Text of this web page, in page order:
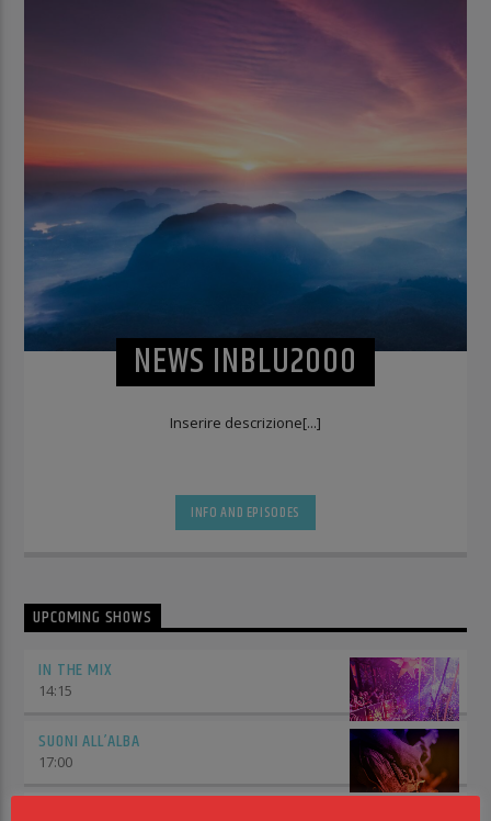
NEWS INBLU2000
Inserire descrizione[...]
INFO AND EPISODES
UPCOMING SHOWS
IN THE MIX
14:15
SUONI ALL’ALBA
17:00